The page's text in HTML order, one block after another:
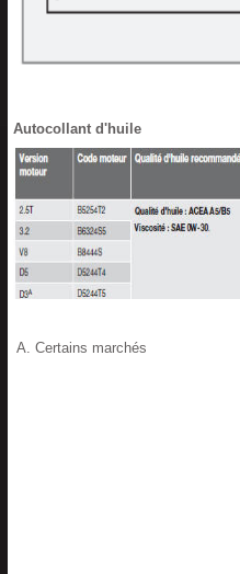
Autocollant d'huile
Certains marchés